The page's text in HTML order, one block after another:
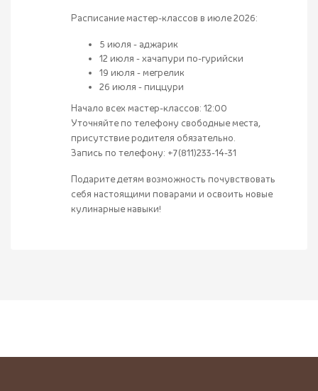
Расписание мастер-классов в июле 2026:
5 июля - аджарик
12 июля - хачапури по-гурийски
19 июля - мегрелик
26 июля - пиццури
Начало всех мастер-классов: 12:00
Уточняйте по телефону свободные места,
присутствие родителя обязательно.
Запись по телефону: +7(811)233-14-31
Подарите детям возможность почувствовать
себя настоящими поварами и освоить новые
кулинарные навыки!